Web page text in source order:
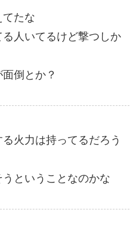
たな
人いてるけど撃つしか
倒とか？
火力は持ってるだろう
ということなのかな